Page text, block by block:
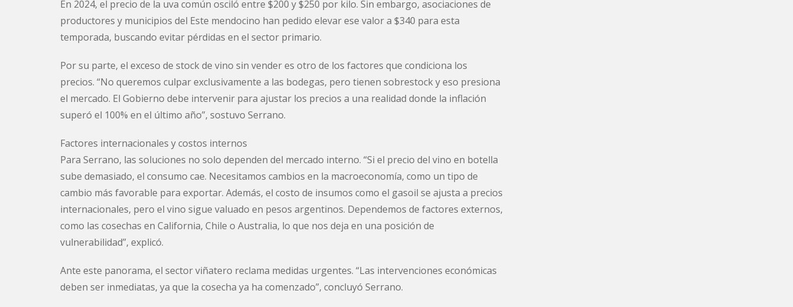
En 2024, el precio de la uva común osciló entre $200 y $250 por kilo. Sin embargo, asociaciones de
productores y municipios del Este mendocino han pedido elevar ese valor a $340 para esta
temporada, buscando evitar pérdidas en el sector primario.
Por su parte, el exceso de stock de vino sin vender es otro de los factores que condiciona los
precios. “No queremos culpar exclusivamente a las bodegas, pero tienen sobrestock y eso presiona
el mercado. El Gobierno debe intervenir para ajustar los precios a una realidad donde la inflación
superó el 100% en el último año”, sostuvo Serrano.
Factores internacionales y costos internos
Para Serrano, las soluciones no solo dependen del mercado interno. “Si el precio del vino en botella
sube demasiado, el consumo cae. Necesitamos cambios en la macroeconomía, como un tipo de
cambio más favorable para exportar. Además, el costo de insumos como el gasoil se ajusta a precios
internacionales, pero el vino sigue valuado en pesos argentinos. Dependemos de factores externos,
como las cosechas en California, Chile o Australia, lo que nos deja en una posición de
vulnerabilidad”, explicó.
Ante este panorama, el sector viñatero reclama medidas urgentes. “Las intervenciones económicas
deben ser inmediatas, ya que la cosecha ya ha comenzado”, concluyó Serrano.